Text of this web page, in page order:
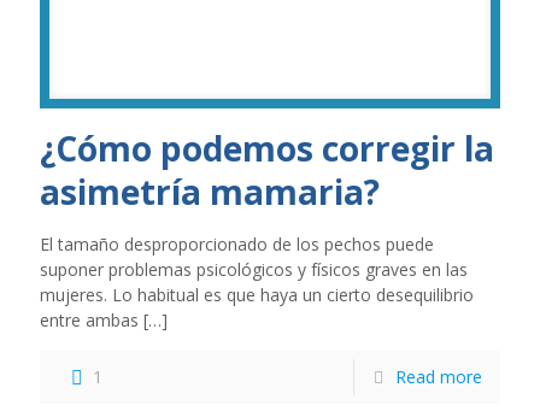
¿Cómo podemos corregir la
asimetría mamaria?
El tamaño desproporcionado de los pechos puede
suponer problemas psicológicos y físicos graves en las
mujeres. Lo habitual es que haya un cierto desequilibrio
entre ambas […]
1 Read more